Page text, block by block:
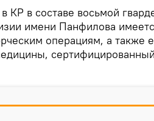
КР в составе восьмой
имени Панфилова
операциям, а также